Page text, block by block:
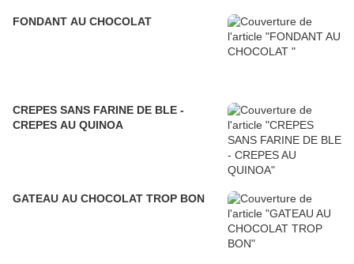
FONDANT AU CHOCOLAT
CREPES SANS FARINE DE BLE -
CREPES AU QUINOA
GATEAU AU CHOCOLAT TROP BON